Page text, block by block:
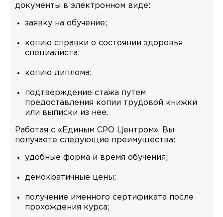
документы в электронном виде:
заявку на обучение;
копию справки о состоянии здоровья
специалиста;
копию диплома;
подтверждение стажа путем
предоставления копии трудовой книжки
или выписки из нее.
Работая с «Единым СРО Центром», Вы
получаете следующие преимущества:
удобные форма и время обучения;
демократичные цены;
получение именного сертификата после
прохождения курса;